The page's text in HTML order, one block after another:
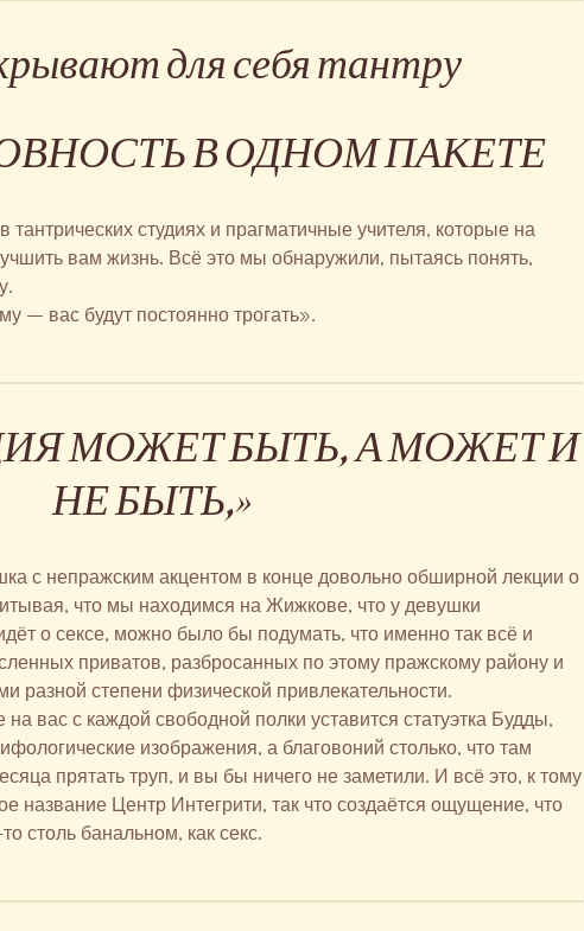
для себя тантру
В ОДНОМ ПАКЕТЕ
студиях и прагматичные учителя, которые на
вам жизнь. Всё это мы обнаружили, пытаясь понять,
– вас будут постоянно трогать».
МОЖЕТ БЫТЬ, А МОЖЕТ И
НЕ БЫТЬ,»
с непражским акцентом в конце довольно обширной лекции о
что мы находимся на Жижкове, что у девушки
о сексе, можно было бы подумать, что именно так всё и
приватов, разбросанных по этому пражскому району и
разной степени физической привлекательности.
вас с каждой свободной полки уставится статуэтка Будды,
изображения, а благовоний столько, что там
прятать труп, и вы бы ничего не заметили. И всё это, к тому
название Центр Интегрити, так что создаётся ощущение, что
столь банальном, как секс.